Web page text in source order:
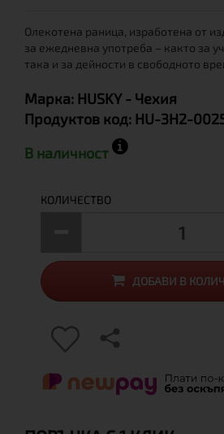
Олекотена раница, изработена от
за ежедневна употреба – както за
така и за дейности в свободното
Марка: HUSKY - Чехия
Продуктов код: HU-3H2-
В наличност
КОЛИЧЕСТВО
ДОБАВИ В